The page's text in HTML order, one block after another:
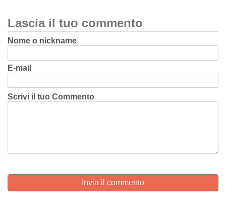
Lascia il tuo commento
Nome o nickname
E-mail
Scrivi il tuo Commento
Invia il commento